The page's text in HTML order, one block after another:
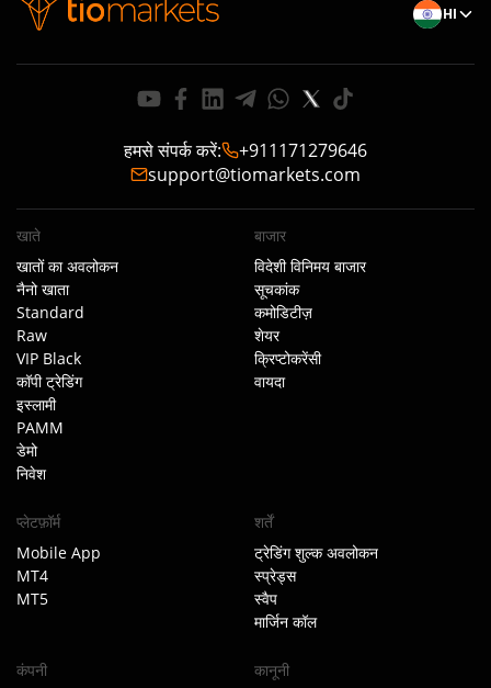
HI
हमसे संपर्क करें:
+911171279646
support@tiomarkets.com
खाते
खातों का अवलोकन
नैनो खाता
Standard
Raw
VIP Black
कॉपी ट्रेडिंग
इस्लामी
PAMM
डेमो
निवेश
बाजार
विदेशी विनिमय बाजार
सूचकांक
कमोडिटीज़
शेयर
क्रिप्टोकरेंसी
वायदा
प्लेटफ़ॉर्म
Mobile App
MT4
MT5
शर्तें
ट्रेडिंग शुल्क अवलोकन
स्प्रेड्स
स्वैप
मार्जिन कॉल
कंपनी
कानूनी